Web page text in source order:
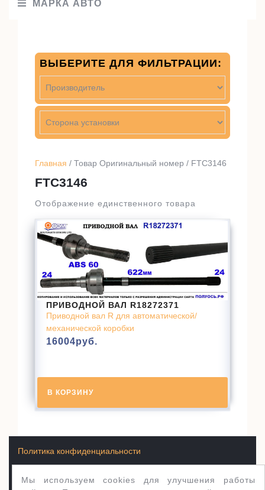
МАРКА АВТО
Главная / Товар Оригинальный номер / FTC3146
FTC3146
Отображение единственного товара
ПРИВОДНОЙ ВАЛ R18272371
Приводной вал R для автоматической/
механической коробки
16004руб.
В КОРЗИНУ
ВЫБЕРИТЕ ДЛЯ ФИЛЬТРАЦИИ:
Мы используем cookies для улучшения работы
Условия продажи товаров
Политика конфиденциальности